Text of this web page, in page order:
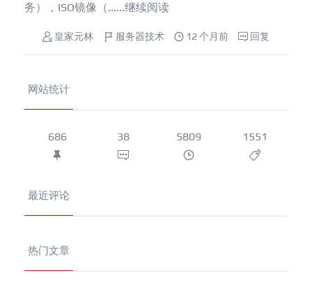
务），ISO镜像（......继续阅读
皇家元林 服务器技术 12 个月前 回复
网站统计
686 38 5809 1551
最近评论
热门文章